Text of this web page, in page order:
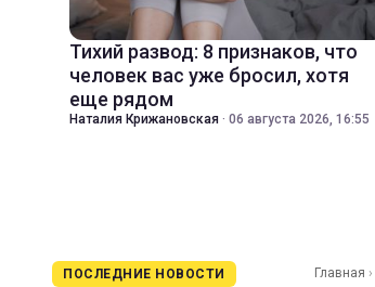
Тихий развод: 8 признаков, что
человек вас уже бросил, хотя
еще рядом
Наталия Крижановская · 06 августа 2026, 16:55
ПОСЛЕДНИЕ НОВОСТИ Главная ›